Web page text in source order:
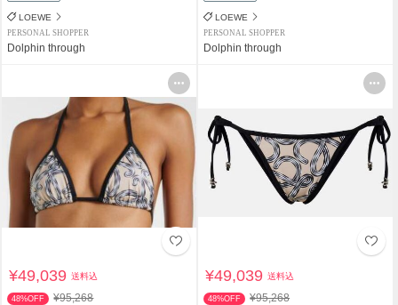
LOEWE
PERSONAL SHOPPER
Dolphin through
LOEWE
PERSONAL SHOPPER
Dolphin through
¥49,039送料込
48%OFF ¥95,268
¥49,039送料込
48%OFF ¥95,268